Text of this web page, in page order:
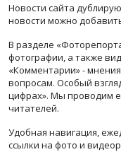
Новости сайта
новости можно
В разделе
фотографии, а также
«Комментарии» -
вопросам. Особый
цифрах». Мы проводим
читателей.
Удобная навигация,
ссылки на фото и